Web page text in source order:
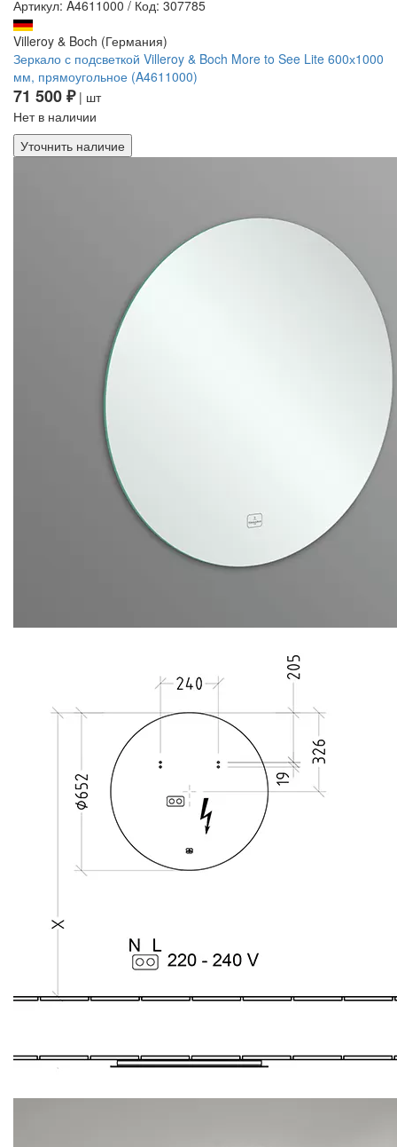
Артикул: A4611000 / Код: 307785
Villeroy & Boch (Германия)
Зеркало с подсветкой Villeroy & Boch More to See Lite 600х1000
мм, прямоугольное (A4611000)
71 500 ₽| шт
Нет в наличии
Уточнить наличие